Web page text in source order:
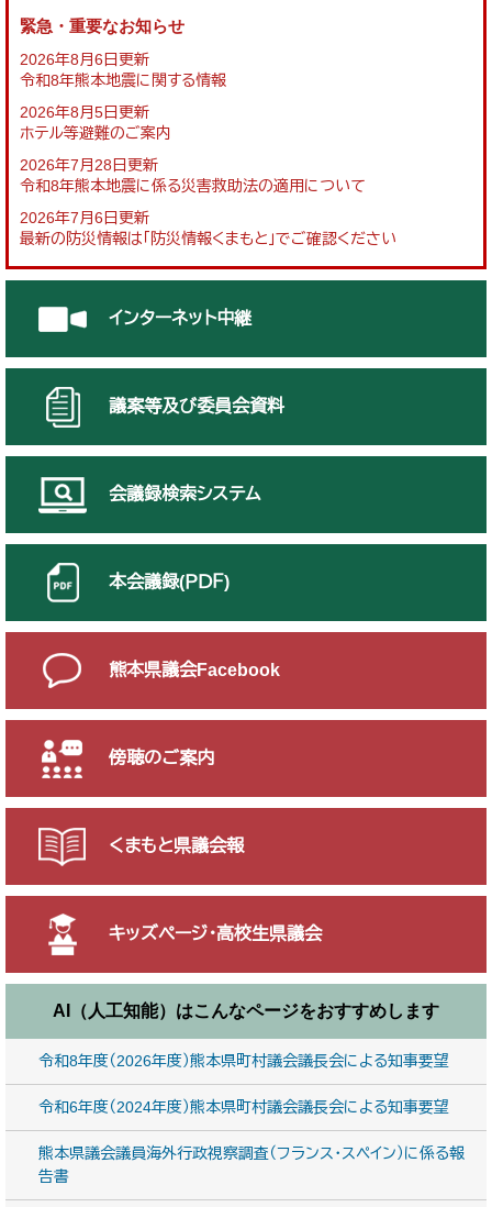
緊急・重要なお知らせ
2026年8月6日更新
令和8年熊本地震に関する情報
2026年8月5日更新
ホテル等避難のご案内
2026年7月28日更新
令和8年熊本地震に係る災害救助法の適用について
2026年7月6日更新
最新の防災情報は「防災情報くまもと」でご確認ください
インターネット中継
議案等及び委員会資料
会議録検索システム
本会議録(ＰＤＦ)
熊本県議会Facebook
傍聴のご案内
くまもと県議会報
キッズページ・高校生県議会
AI（人工知能）はこんなページをおすすめします
令和8年度（2026年度）熊本県町村議会議長会による知事要望
令和6年度（2024年度）熊本県町村議会議長会による知事要望
熊本県議会議員海外行政視察調査（フランス・スペイン）に係る報
告書